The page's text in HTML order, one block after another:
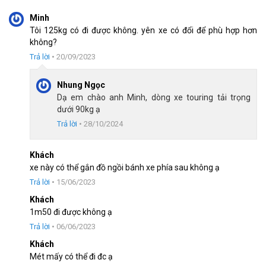
Đùi đĩa Hợp kim thép
Líp sau
Xích:
Đùm xe
Vành xe Hợp kim nhôm
Lốp: CST 700×28
Khối lượng thùng
Trọng lượng xe
Tìm Hiểu Thương Hiệu Vivente
Minh
Tôi 125kg có đi được không. yên xe có đổi để phù hợp hơn
không?
Trả lời • 20/09/2023
Nhung Ngọc
Dạ em chào anh Minh, dòng xe touring tải trọng
dưới 90kg ạ
Trả lời • 28/10/2024
Khách
xe này có thể gắn đồ ngồi bánh xe phía sau không ạ
Trả lời • 15/06/2023
Khách
1m50 đi được không ạ
Trả lời • 06/06/2023
Khách
Mét mấy có thể đi đc ạ